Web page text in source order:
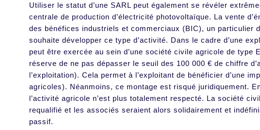
Utiliser le statut d’une SARL peut également se révéler
centrale de production d’électricité photovoltaïque. La vente
des bénéfices industriels et commerciaux (BIC), un particulier
souhaite développer ce type d’activité. Dans le cadre d’une
peut être exercée au sein d’une société civile agricole de type
réserve de ne pas dépasser le seuil des 100 000 € de chiffre
l’exploitation). Cela permet à l’exploitant de bénéficier d’une
agricoles). Néanmoins, ce montage est risqué juridiquement.
l’activité agricole n’est plus totalement respecté. La société
requalifié et les associés seraient alors solidairement et
passif.